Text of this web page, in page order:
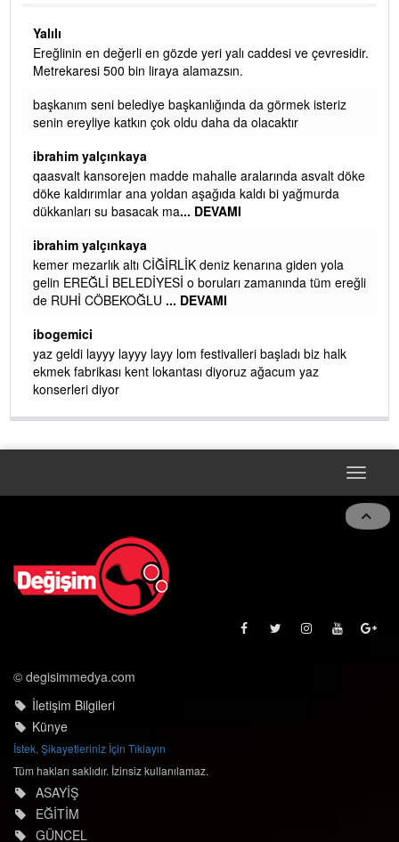
Yalılı
Ereğlinin en değerli en gözde yeri yalı caddesi ve çevresidir.
Metrekaresi 500 bin liraya alamazsın.
başkanım seni belediye başkanlığında da görmek isteriz
senin ereyliye katkın çok oldu daha da olacaktır
ibrahim yalçınkaya
qaasvalt kansorejen madde mahalle aralarında asvalt döke
döke kaldırımlar ana yoldan aşağıda kaldı bi yağmurda
dükkanları su basacak ma... DEVAMI
ibrahim yalçınkaya
kemer mezarlık altı CİĞİRLİK deniz kenarına giden yola
gelin EREĞLİ BELEDİYESİ o boruları zamanında tüm ereğli
de RUHİ CÖBEKOĞLU ... DEVAMI
ibogemici
yaz geldi layyy layyy layy lom festivalleri başladı biz halk
ekmek fabrikası kent lokantası diyoruz ağacum yaz
konserleri diyor
Toggle
© degisimmedya.com
İletişim Bilgileri
Künye
İstek, Şikayetleriniz İçin Tıklayın
Tüm hakları saklıdır. İzinsiz kullanılamaz.
ASAYİŞ
EĞİTİM
GÜNCEL